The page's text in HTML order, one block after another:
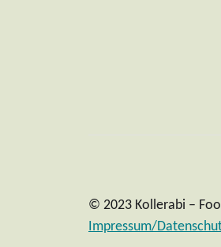
© 2023 Kollerabi –
Impressum/